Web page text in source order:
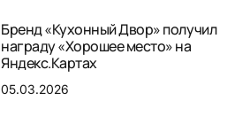
Бренд «Кухонный Двор» получил
награду «Хорошее место» на
Яндекс.Картах
05.03.2026